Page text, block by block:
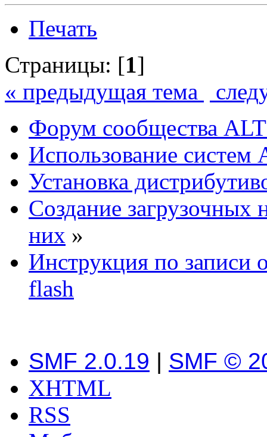
Печать
Страницы: [1]
« предыдущая тема
Форум сообщества
Использование систем
Установка
Создание загрузочных
них »
Инструкция по записи
flash
SMF 2.0.19 | SMF ©
XHTML
RSS